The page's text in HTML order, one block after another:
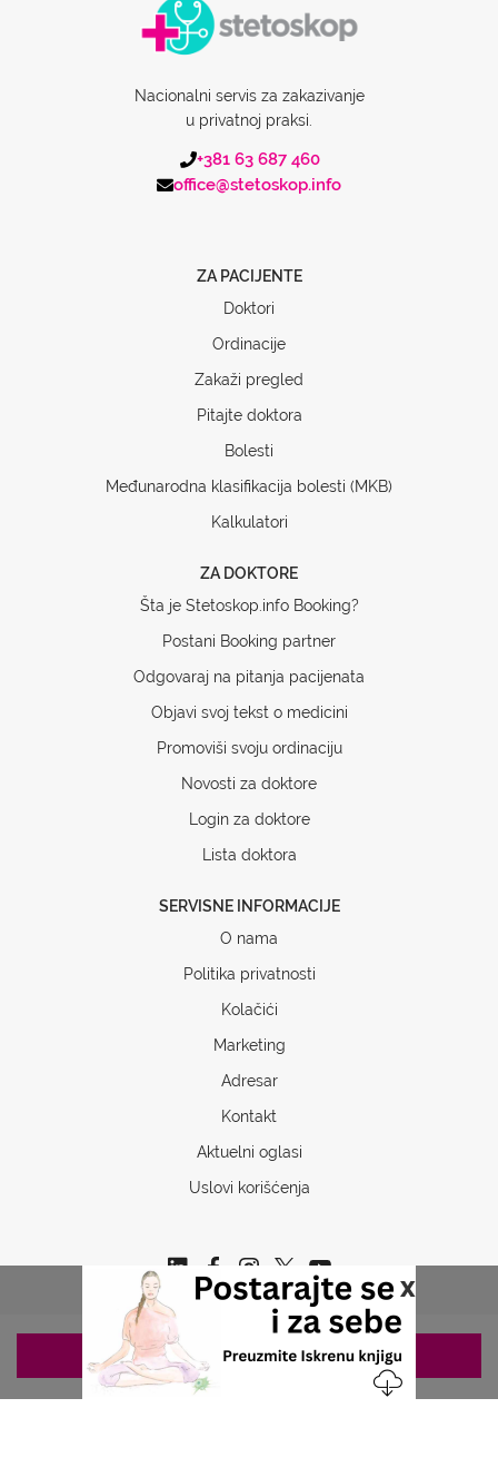
x
Nacionalni servis za zakazivanje
u privatnoj praksi.
+381 63 687 460
office@stetoskop.info
ZA PACIJENTE
Doktori
Ordinacije
Zakaži pregled
Pitajte doktora
Bolesti
Međunarodna klasifikacija bolesti (MKB)
Kalkulatori
ZA DOKTORE
Šta je Stetoskop.info Booking?
Postani Booking partner
Odgovaraj na pitanja pacijenata
Objavi svoj tekst o medicini
Promoviši svoju ordinaciju
Novosti za doktore
Login za doktore
Lista doktora
SERVISNE INFORMACIJE
O nama
Politika privatnosti
Kolačići
Marketing
Adresar
Kontakt
Aktuelni oglasi
Uslovi korišćenja
Copyrights © 2026 Sva prava www.stetoskop.info
ZAKAZIVANJE 063/687-460